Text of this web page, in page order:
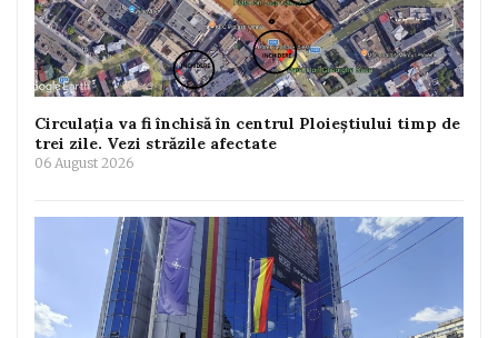
Circulația va fi închisă în centrul Ploieștiului timp de
trei zile. Vezi străzile afectate
06 August 2026